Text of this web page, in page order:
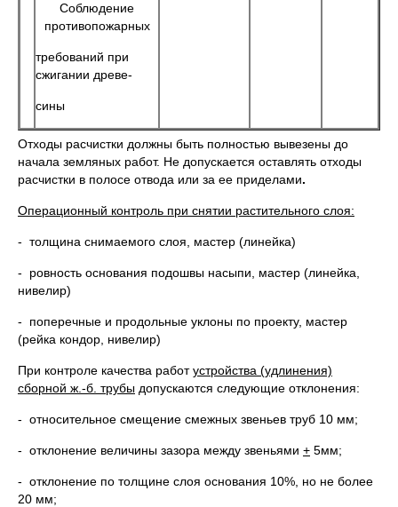
Соблюдение
противопожарных
требований при
сжигании древе-
сины
Отходы расчистки должны быть полностью вывезены до
начала земляных работ. Не допускается оставлять отходы
расчистки в полосе отвода или за ее приделами.
Операционный контроль при снятии растительного слоя:
- толщина снимаемого слоя, мастер (линейка)
- ровность основания подошвы насыпи, мастер (линейка,
нивелир)
- поперечные и продольные уклоны по проекту, мастер
(рейка кондор, нивелир)
При контроле качества работустройства (удлинения)
сборной ж.-б. трубы допускаются следующие отклонения:
- относительное смещение смежных звеньев труб 10 мм;
- отклонение величины зазора между звеньями + 5мм;
- отклонение по толщине слоя основания 10%, но не более
20 мм;